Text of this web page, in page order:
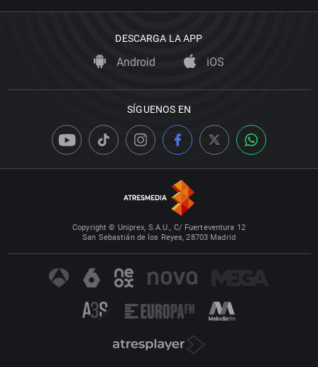
DESCARGA LA APP
Android iOS
SÍGUENOS EN
Copyright © Uniprex, S.A.U., C/ Fuerteventura 12
San Sebastián de los Reyes, 28703 Madrid